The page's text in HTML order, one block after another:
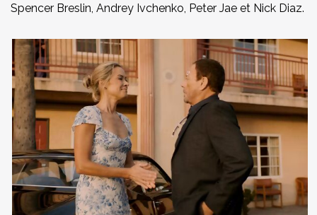
Spencer Breslin, Andrey Ivchenko, Peter Jae et Nick Diaz.